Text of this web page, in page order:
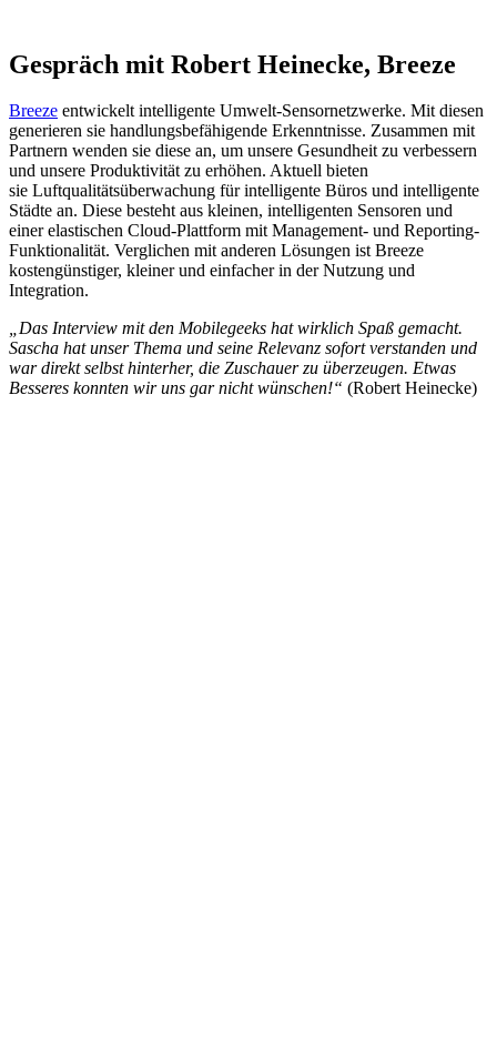
Gespräch mit Robert Heinecke, Breeze
Breeze entwickelt intelligente Umwelt-Sensornetzwerke. Mit diesen
generieren sie handlungsbefähigende Erkenntnisse. Zusammen mit
Partnern wenden sie diese an, um unsere Gesundheit zu verbessern
und unsere Produktivität zu erhöhen. Aktuell bieten
sie Luftqualitätsüberwachung für intelligente Büros und intelligente
Städte an. Diese besteht aus kleinen, intelligenten Sensoren und
einer elastischen Cloud-Plattform mit Management- und Reporting-
Funktionalität. Verglichen mit anderen Lösungen ist Breeze
kostengünstiger, kleiner und einfacher in der Nutzung und
Integration.
„Das Interview mit den Mobilegeeks hat wirklich Spaß gemacht.
Sascha hat unser Thema und seine Relevanz sofort verstanden und
war direkt selbst hinterher, die Zuschauer zu überzeugen. Etwas
Besseres konnten wir uns gar nicht wünschen!“ (Robert Heinecke)